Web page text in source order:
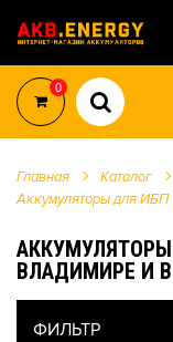
0
Главная Каталог
Аккумуляторы для ИБП
АККУМУЛЯТОРЫ
ВЛАДИМИРЕ И
ФИЛЬТР